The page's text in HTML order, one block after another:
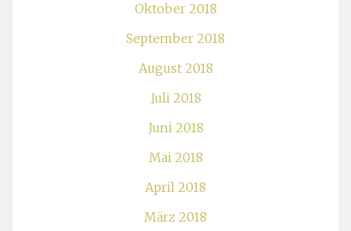
Oktober 2018
September 2018
August 2018
Juli 2018
Juni 2018
Mai 2018
April 2018
März 2018